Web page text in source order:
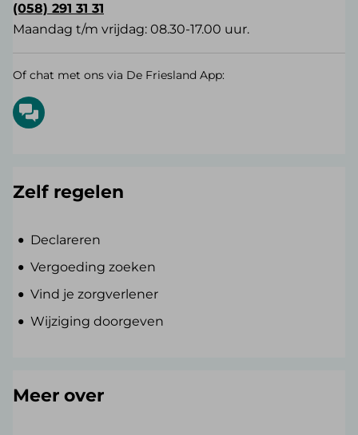
(058) 291 31 31
Maandag t/m vrijdag: 08.30-17.00 uur.
Of chat met ons via De Friesland App:
Zelf regelen
Declareren
Vergoeding zoeken
Vind je zorgverlener
Wijziging doorgeven
Meer over